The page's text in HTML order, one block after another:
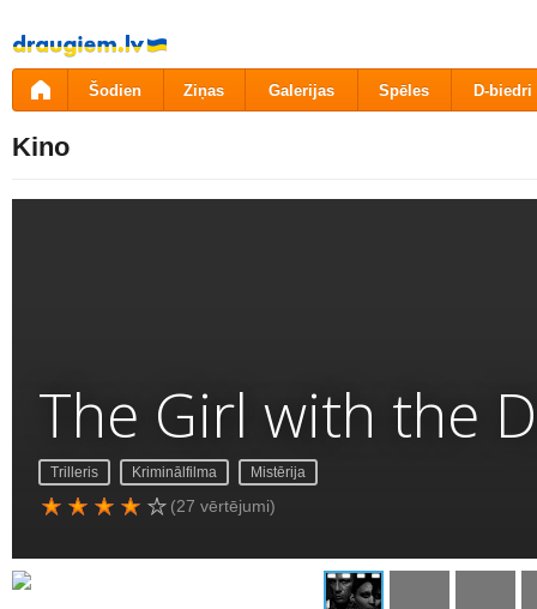
Pāriet
uz
saturu
Šodien Ziņas Galerijas Spēles D-biedri
Kino
The Girl with the
Trilleris Kriminālfilma Mistērija
(27 vērtējumi)